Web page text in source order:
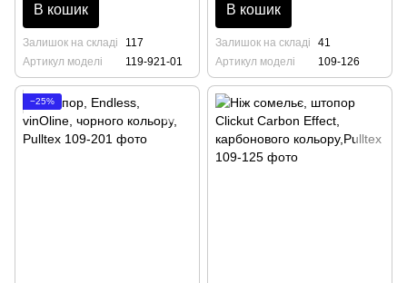
В кошик
Залишок на складі
117
Артикул моделі
119-921-01
В кошик
Залишок на складі
41
Артикул моделі
109-126
−25%